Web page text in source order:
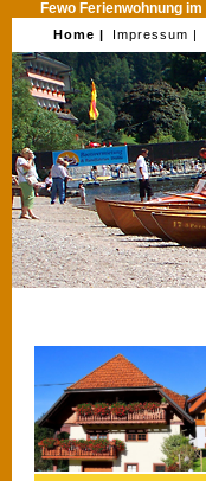
Fewo Ferienwohnung
Home | Impressum |